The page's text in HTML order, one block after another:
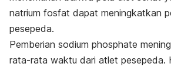
natrium fosfat dapat meningkatkan
pesepeda.
Pemberian sodium phosphate
rata-rata waktu dari atlet pesepeda.